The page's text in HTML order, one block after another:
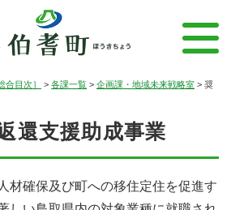
合目次］ > 各課一覧 > 企画課・地域未来戦略室 > 奨
還支援助成事業
材確保及び町への移住定住を促進す